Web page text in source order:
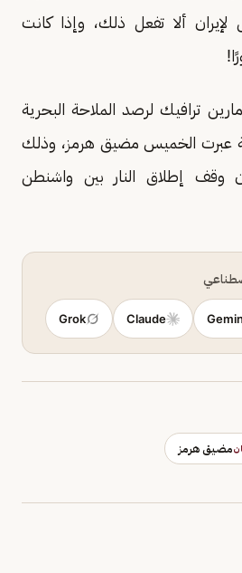
ألا تفعل ذلك، وإذا كانت
ترافيك لرصد الملاحة البحرية
عبرت الخميس مضيق هرمز، وذلك
وقف إطلاق النار بين واشنطن
Claude
Grok
مضيق هرمز